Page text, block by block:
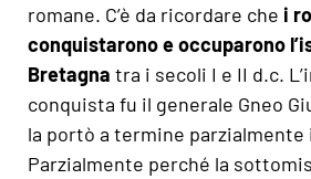
romane. C’è da ricordare che i
conquistarono e occuparono
Bretagna tra i secoli I e II d.c.
conquista fu il generale Gneo
la portò a termine
Parzialmente perché la